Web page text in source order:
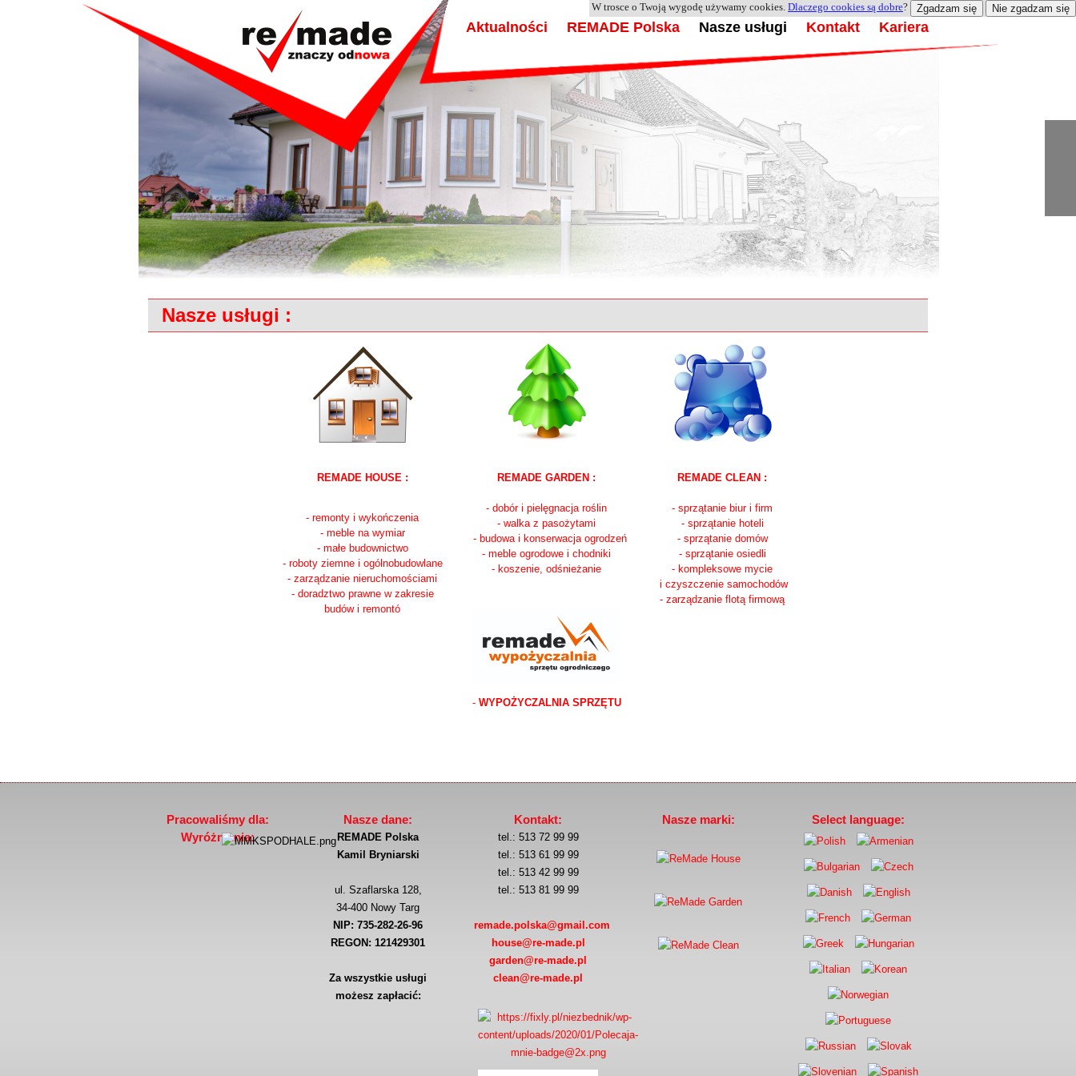
W trosce o Twoją wygodę używamy cookies. Dlaczego cookies są dobre? Zgadzam się Nie zgadzam się
Aktualności REMADE Polska Nasze usługi Kontakt Kariera
Nasze usługi :
REMADE HOUSE :
- remonty i wykończenia
- meble na wymiar
- małe budownictwo
- roboty ziemne i ogólnobudowlane
- zarządzanie nieruchomościami
- doradztwo prawne w zakresie
budów i remontó
REMADE GARDEN :
- dobór i pielęgnacja roślin
- walka z pasożytami
- budowa i konserwacja ogrodzeń
- meble ogrodowe i chodniki
- koszenie, odśnieżanie
- WYPOŻYCZALNIA SPRZĘTU
REMADE CLEAN :
- sprzątanie biur i firm
- sprzątanie hoteli
- sprzątanie domów
- sprzątanie osiedli
- kompleksowe mycie
i czyszczenie samochodów
- zarządzanie flotą firmową
Pracowaliśmy dla:
Wyróżnienia:
Nasze dane:
REMADE Polska
Kamil Bryniarski
ul. Szaflarska 128,
34-400 Nowy Targ
NIP: 735-282-26-96
REGON: 121429301
Za wszystkie usługi
możesz zapłacić:
Kontakt:
tel.: 513 72 99 99
tel.: 513 61 99 99
tel.: 513 42 99 99
tel.: 513 81 99 99
remade.polska@gmail.com
house@re-made.pl
garden@re-made.pl
clean@re-made.pl
Nasze marki: Select language: